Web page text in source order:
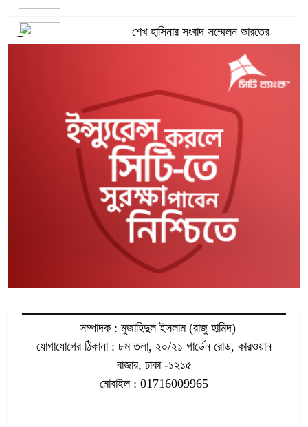
শেখ হাসিনার সংবাদ সম্মেলন ভারতের
৫
সবুজবাগে কালভার্টের নিচে নারীর খণ্ডিত
জোড়া গোলে মেসির উড়ন্ত শুরু, মায়ামির
দাপুটে জয়
আজ রবীন্দ্রনাথ ঠাকুরের ৮৫তম প্রয়াণবার্ষিকী
সৌদিতে আকামা নবায়নে বাধা থাকছে না
৯
সাদ্দাম-ইনানকে হামলার নির্দেশ দেন কাদের
সম্পাদক : মুজাহিদুল ইসলাম (রাজু হামিদ)
যোগাযোগের ঠিকানা : ৮ম তলা, ২০/২১ গার্ডেন রোড, কারওয়ান
বাজার, ঢাকা -১২১৫
মোবাইল : 01716009965